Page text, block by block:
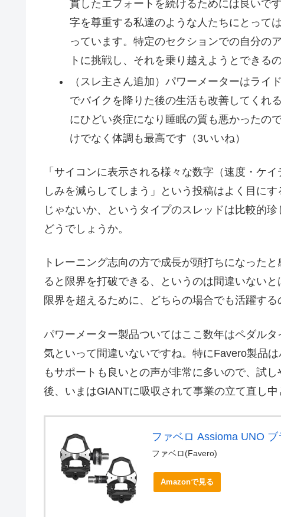
貫したエフォートを続けるためには良いで
字を尊重する私達のような人たちにとって
っています。特定のセクションでの自分の
トに挑戦し、それを乗り越えようとできる
（スレ主さん追加）パワーメーターはラ
でバイクを降りた後の生活も改善してくれ
にひどい炎症になり睡眠の質も悪かったの
けでなく体調も最高です（3いいね）
「サイコンに表示される様々な数字（速度・ケ
しみを減らしてしまう」という投稿はよく目に
じゃないか、というタイプのスレッドは比較的
どうでしょうか。
トレーニング志向の方で成長が頭打ちになった
ると限界を打破できる、というのは間違いない
限界を超えるために、どちらの場合でも活躍する
パワーメーター製品ついてはここ数年はペダル
気といって間違いないですね。特にFavero製品
もサポートも良いとの声が非常に多いので、試
後、いまはGIANTに吸収されて事業の立て直し中
ファベロ Assioma UNO
ファベロ(Favero)
Amazonで見る